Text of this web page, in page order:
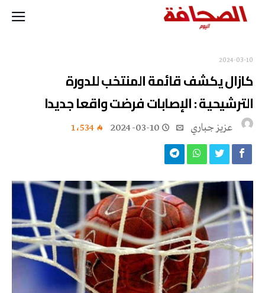
2024-03-10
كازال يكشف قائمة المنتخب للدورة
الترشيحية : الإصابات فرضت واقعا جديدا
عزيز جباري 2024-03-10 1٬534